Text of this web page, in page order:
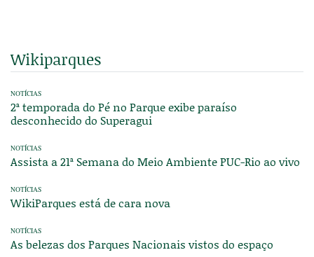
Wikiparques
NOTÍCIAS
2ª temporada do Pé no Parque exibe paraíso
desconhecido do Superagui
NOTÍCIAS
Assista a 21ª Semana do Meio Ambiente PUC-Rio ao vivo
NOTÍCIAS
WikiParques está de cara nova
NOTÍCIAS
As belezas dos Parques Nacionais vistos do espaço